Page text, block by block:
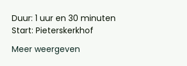
Duur: 1 uur en 30 minuten
Start: Pieterskerkhof
Meer weergeven